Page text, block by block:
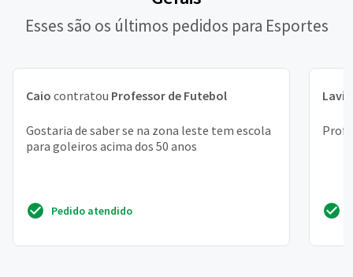
Esses são os últimos pedidos para Esportes
Caio contratou Professor de Futebol
Gostaria de saber se na zona leste tem escola
para goleiros acima dos 50 anos
Pedido atendido